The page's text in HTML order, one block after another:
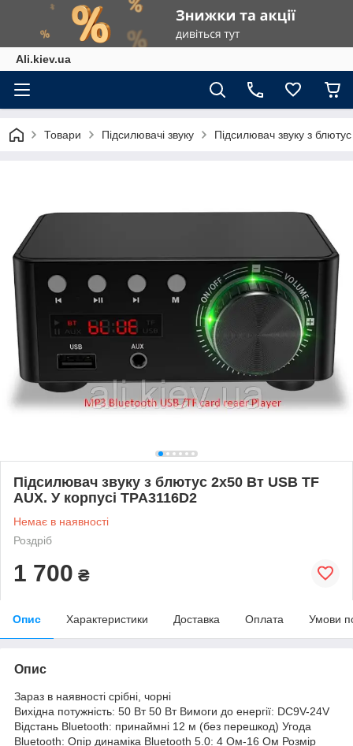
Ali.kiev.ua
Товари Підсилювачі звуку Підсилювач звуку з
Підсилювач звуку з блютус 2х50 Вт USB TF
AUX. У корпусі TPA3116D2
Немає в наявності
Роздріб
1 700 ₴
Опис Характеристики Доставка Оплата Умови
Опис
Зараз в наявності срібні, чорні
Вихідна потужність: 50 Вт 50 Вт Вимоги до енергії: DC9V-24V
Відстань Bluetooth: принаймні 12 м (без перешкод) Угода
Bluetooth: Опір динаміка Bluetooth 5.0: 4 Ом-16 Ом Розмір